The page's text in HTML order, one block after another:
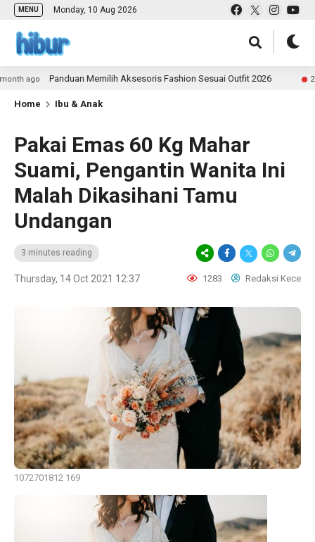
MENU Monday, 10 Aug 2026
Panduan Memilih Aksesoris Fashion Sesuai Outfit 2026 2
Home Ibu & Anak
Pakai Emas 60 Kg Mahar
Suami, Pengantin Wanita Ini
Malah Dikasihani Tamu
Undangan
3 minutes reading
Thursday, 14 Oct 2021 12:37 1283 Redaksi Kece
1072701812 169